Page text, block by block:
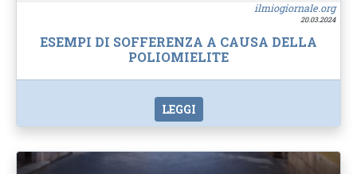
ilmiogiornale.org
20.03.2024
ESEMPI DI SOFFERENZA A CAUSA DELLA
POLIOMIELITE
LEGGI